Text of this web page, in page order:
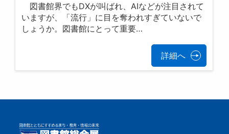
図書館界でもDXが叫ばれ、AIなどが注目されて
いますが、「流行」に目を奪われすぎていないで
しょうか。図書館にとって重要…
詳細へ